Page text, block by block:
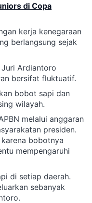
di Copa
kerja kenegaraan
berlangsung sejak
Ardiantoro
bersifat fluktuatif.
bobot sapi dan
wilayah.
melalui anggaran
presiden.
bobotnya
mempengaruhi
di setiap daerah.
sebanyak